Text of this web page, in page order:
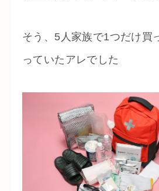
そう、5人家族で1つだけ買
っていたアレでした